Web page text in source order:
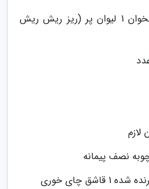
مرغ پخته بدون استخوان 1 لیوان پر (ریز ریش ریش
لازم
نصف پیمانه
چای خوری